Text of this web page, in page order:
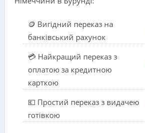
🪙 Вигідний переказ на
банківський рахунок
💳 Найкращий переказ з
оплатою за кредитною
карткою
💶 Простий переказ з видачею
готівкою